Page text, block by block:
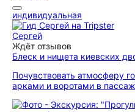
индивидуальная
Сергей
Ждёт отзывов
Блеск и нищета киевских
Почувствовать атмосферу
арками и воротами в